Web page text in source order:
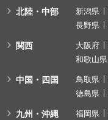
北陸・中部 新潟県
長野県
関西 大阪府
和歌山県
中国・四国 鳥取県
徳島県
九州・沖縄 福岡県